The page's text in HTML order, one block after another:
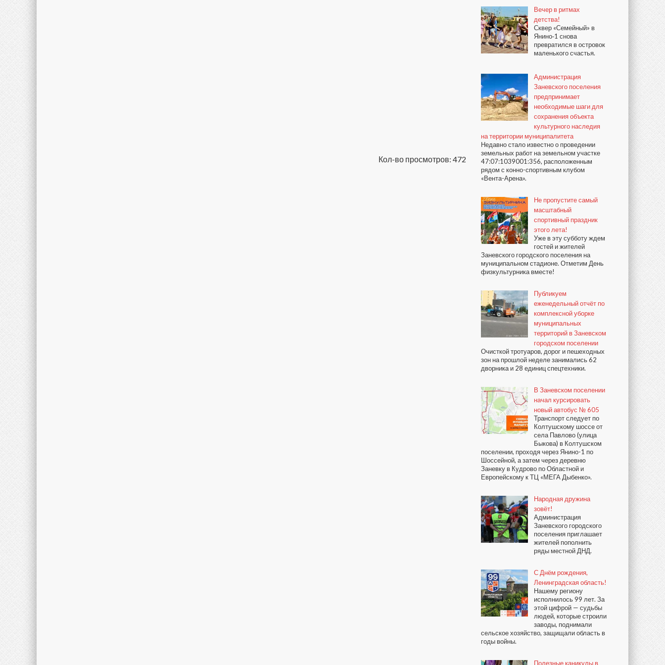
Кол-во просмотров: 472
Вечер в ритмах
детства!
Сквер «Семейный» в
Янино‑1 снова
превратился в островок
маленького счастья.
Администрация
Заневского поселения
предпринимает
необходимые шаги для
сохранения объекта
культурного наследия
на территории муниципалитета
Недавно стало известно о проведении
земельных работ на земельном участке
47:07:1039001:356, расположенным
рядом с конно-спортивным клубом
«Вента-Арена».
Не пропустите самый
масштабный
спортивный праздник
этого лета!
Уже в эту субботу ждем
гостей и жителей
Заневского городского поселения на
муниципальном стадионе. Отметим День
физкультурника вместе!
Публикуем
еженедельный отчёт по
комплексной уборке
муниципальных
территорий в Заневском
городском поселении
Очисткой тротуаров, дорог и пешеходных
зон на прошлой неделе занимались 62
дворника и 28 единиц спецтехники.
В Заневском поселении
начал курсировать
новый автобус № 605
Транспорт следует по
Колтушскому шоссе от
села Павлово (улица
Быкова) в Колтушском
поселении, проходя через Янино-1 по
Шоссейной, а затем через деревню
Заневку в Кудрово по Областной и
Европейскому к ТЦ «МЕГА Дыбенко».
Народная дружина
зовёт!
Администрация
Заневского городского
поселения приглашает
жителей пополнить
ряды местной ДНД.
С Днём рождения,
Ленинградская область!
Нашему региону
исполнилось 99 лет. За
этой цифрой — судьбы
людей, которые строили
заводы, поднимали
сельское хозяйство, защищали область в
годы войны.
Полезные каникулы в